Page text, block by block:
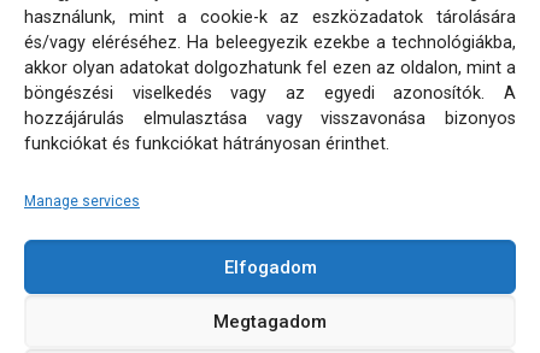
használunk, mint a cookie-k az eszközadatok tárolására
és/vagy eléréséhez. Ha beleegyezik ezekbe a technológiákba,
akkor olyan adatokat dolgozhatunk fel ezen az oldalon, mint a
böngészési viselkedés vagy az egyedi azonosítók. A
hozzájárulás elmulasztása vagy visszavonása bizonyos
funkciókat és funkciókat hátrányosan érinthet.
Manage services
Elfogadom
Megtagadom
Oldaltérkép
Adatkezelési tájékoztatók
KÜLTÉRI PÁRNA MATRAC MÉRETRE KÉSZÍTÉS | MINDEN
JOG FENNTARTVA! © 2026